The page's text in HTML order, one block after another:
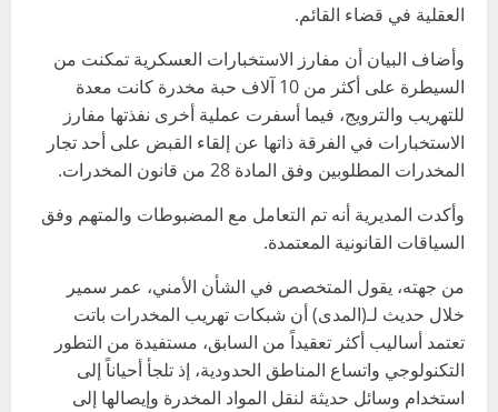
العقلية في قضاء القائم.
وأضاف البيان أن مفارز الاستخبارات العسكرية تمكنت من
السيطرة على أكثر من 10 آلاف حبة مخدرة كانت معدة
للتهريب والترويج، فيما أسفرت عملية أخرى نفذتها مفارز
الاستخبارات في الفرقة ذاتها عن إلقاء القبض على أحد تجار
المخدرات المطلوبين وفق المادة 28 من قانون المخدرات.
وأكدت المديرية أنه تم التعامل مع المضبوطات والمتهم وفق
السياقات القانونية المعتمدة.
من جهته، يقول المتخصص في الشأن الأمني، عمر سمير
خلال حديث لـ(المدى) أن شبكات تهريب المخدرات باتت
تعتمد أساليب أكثر تعقيداً من السابق، مستفيدة من التطور
التكنولوجي واتساع المناطق الحدودية، إذ تلجأ أحياناً إلى
استخدام وسائل حديثة لنقل المواد المخدرة وإيصالها إلى